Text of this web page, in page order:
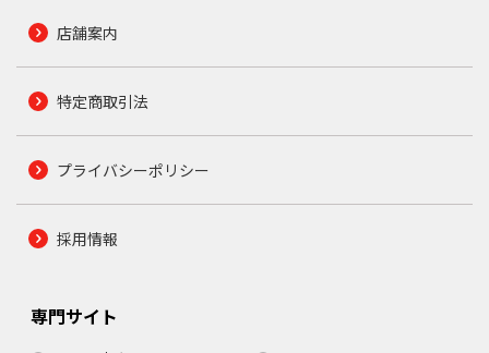
店舗案内
特定商取引法
プライバシーポリシー
採用情報
専門サイト